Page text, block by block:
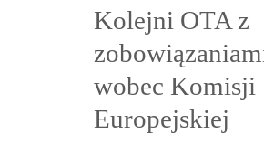
Kolejni OTA z
wobec Komisji
Europejskiej